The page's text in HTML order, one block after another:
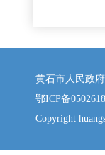
黄石市人民政
鄂ICP备
Copyright